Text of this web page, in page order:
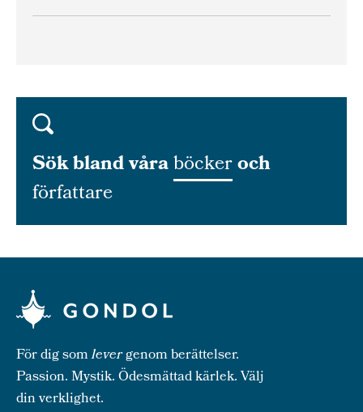
Sök bland våraböckeroch
författare
För dig somlevergenom berättelser.
Passion. Mystik. Ödesmättad kärlek. Välj
din verklighet.